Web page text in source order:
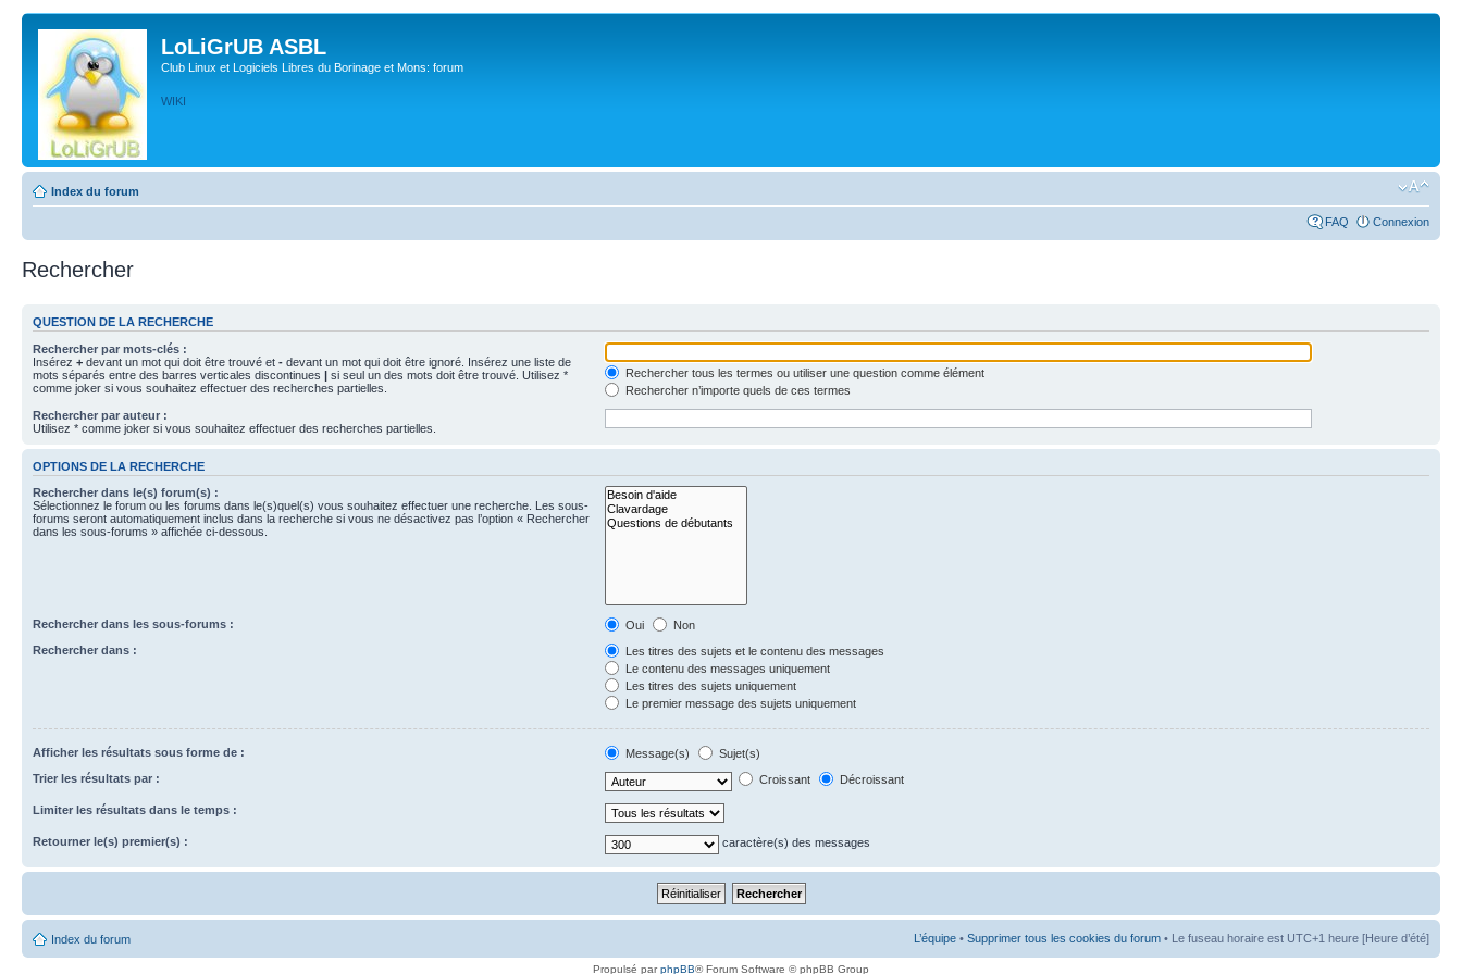
LoLiGrUB ASBL
Club Linux et Logiciels Libres du Borinage et Mons: forum
WIKI
Index du forum
FAQ Connexion
Rechercher
QUESTION DE LA RECHERCHE
Rechercher par mots-clés :
Insérez + devant un mot qui doit être trouvé et - devant un mot qui doit être ignoré. Insérez une liste de
mots séparés entre des barres verticales discontinues | si seul un des mots doit être trouvé. Utilisez *
comme joker si vous souhaitez effectuer des recherches partielles.
Rechercher tous les termes ou utiliser une question comme élément
Rechercher n’importe quels de ces termes
Rechercher par auteur :
Utilisez * comme joker si vous souhaitez effectuer des recherches partielles.
OPTIONS DE LA RECHERCHE
Rechercher dans le(s) forum(s) :
Sélectionnez le forum ou les forums dans le(s)quel(s) vous souhaitez effectuer une recherche. Les sous-
forums seront automatiquement inclus dans la recherche si vous ne désactivez pas l’option « Rechercher
dans les sous-forums » affichée ci-dessous.
Rechercher dans les sous-forums : Oui
Non
Rechercher dans :
Les titres des sujets et le contenu des messages
Le contenu des messages uniquement
Les titres des sujets uniquement
Le premier message des sujets uniquement
Afficher les résultats sous forme de : Message(s)
Sujet(s)
Trier les résultats par :
Croissant Décroissant
Limiter les résultats dans le temps :
Retourner le(s) premier(s) : caractère(s) des messages
Index du forum L’équipe • Supprimer tous les cookies du forum • Le fuseau horaire est UTC+1 heure [Heure d’été]
Propulsé parphpBB® Forum Software © phpBB Group